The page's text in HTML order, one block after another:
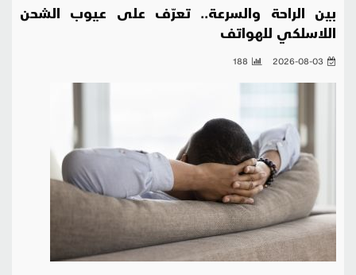
بين الراحة والسرعة.. تعرّف على عيوب الشحن
اللاسلكي للهواتف
2026-08-03
188